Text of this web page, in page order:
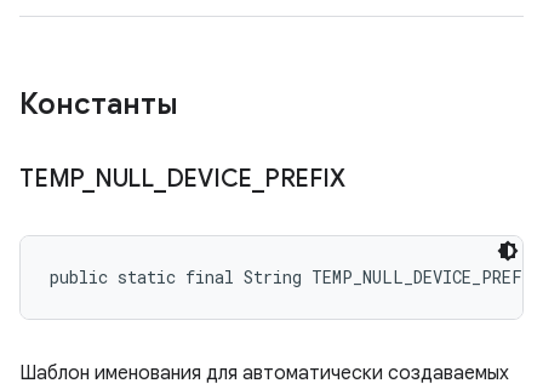
Константы
TEMP_ NULL_ DEVICE PREFIX
public static final String TEMP_NULL_DEVICE_PREFIX
Шаблон именования для автоматически создаваемых